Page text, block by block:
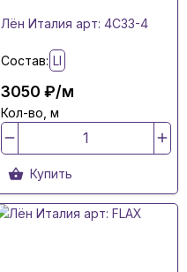
Лён Италия арт: 4C33-4
Состав: LI
3050 ₽/м
Кол-во, м
Купить